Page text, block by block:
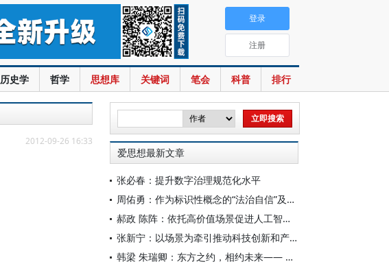
历史学 哲学 思想库 关键词 笔会 科普 排行
登录
注册
2012-09-26 16:33
爱思想最新文章
张必春：提升数字治理规范化水平
周佑勇：作为标识性概念的“法治自信”及其时代意蕴
郝政 陈阵：依托高价值场景促进人工智能高质量数据集建设
张新宁：以场景为牵引推动科技创新和产业创新深度融合
韩梁 朱瑞卿：东方之约，相约未来—— 中国元首外交的世界情怀与大国气派